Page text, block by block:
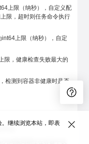
上限（纳秒），自定义配
限，超时则任务命令执行
上限（纳秒），自定
限，健康检查失败最大的
检测到容器非健康时是否
。
继续浏览本站，即表